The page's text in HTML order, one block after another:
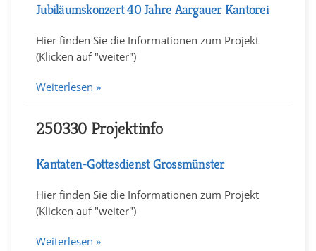
Jubiläumskonzert 40 Jahre Aargauer Kantorei
Hier finden Sie die Informationen zum Projekt
(Klicken auf "weiter")
Weiterlesen »
250330 Projektinfo
Kantaten-Gottesdienst Grossmünster
Hier finden Sie die Informationen zum Projekt
(Klicken auf "weiter")
Weiterlesen »